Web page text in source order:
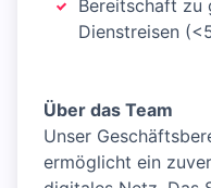
Bereitschaft zu
Dienstreisen
Über das Team
Unser
ermöglicht ein